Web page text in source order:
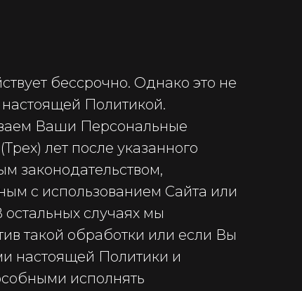
бессрочно. Однако это не
Политикой.
Ваши Персональные
лет после указанного
законодательством,
с использованием Сайта или
случаях мы
такой обработки или если Вы
настоящей Политики и
исполнять